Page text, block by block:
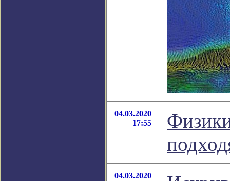
04.03.2020
17:55
04.03.2020